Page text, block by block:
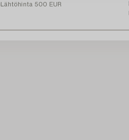
Lähtöhinta 500 EUR